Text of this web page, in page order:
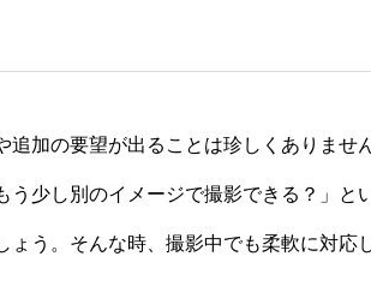
追加の要望が出ることは珍しくありませ
う少し別のイメージで撮影できる？」と
ょう。そんな時、撮影中でも柔軟に対応